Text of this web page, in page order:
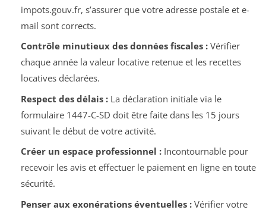
impots.gouv.fr, s’assurer que votre adresse postale et e-
mail sont corrects.
Contrôle minutieux des données fiscales :Vérifier
chaque année la valeur locative retenue et les recettes
locatives déclarées.
Respect des délais :La déclaration initiale via le
formulaire 1447-C-SD doit être faite dans les 15 jours
suivant le début de votre activité.
Créer un espace professionnel :Incontournable pour
recevoir les avis et effectuer le paiement en ligne en toute
sécurité.
Penser aux exonérations éventuelles :Vérifier votre